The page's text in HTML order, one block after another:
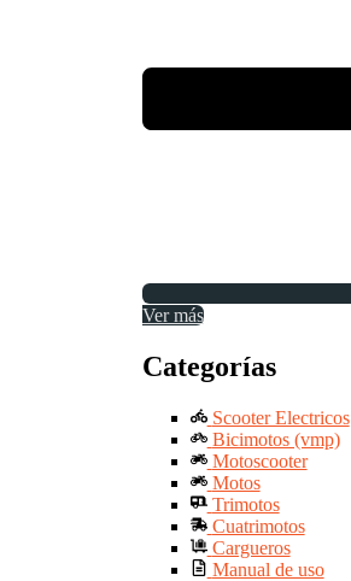
Ver más
Categorías
Scooter Electricos
Bicimotos (vmp)
Motoscooter
Motos
Trimotos
Cuatrimotos
Cargueros
Manual de uso